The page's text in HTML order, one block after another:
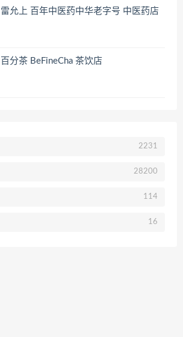
雷允上 百年中医药中华老字号 中医药店
百分茶 BeFineCha 茶饮店
2231
28200
114
16